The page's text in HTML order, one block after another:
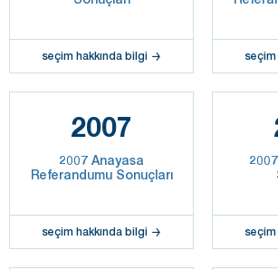
seçim hakkında bilgi seçim
2007
2007 Anayasa
Referandumu Sonuçları
seçim hakkında bilgi seçim